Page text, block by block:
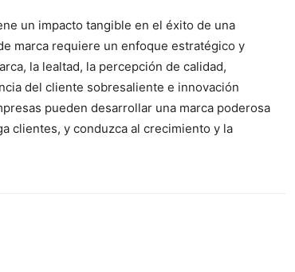
un impacto tangible en el éxito de una
marca requiere un enfoque estratégico y
la lealtad, la percepción de calidad,
del cliente sobresaliente e innovación
pueden desarrollar una marca poderosa
clientes, y conduzca al crecimiento y la